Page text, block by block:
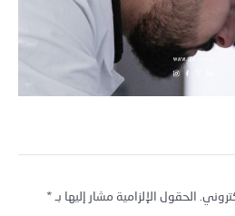
الحقول الإلزامية مشار إليها بـ